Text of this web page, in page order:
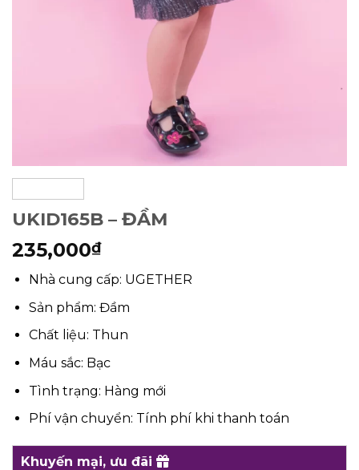
UKID165B – ĐẦM
235,000₫
Nhà cung cấp: UGETHER
Sản phẩm: Đầm
Chất liệu: Thun
Máu sắc: Bạc
Tình trạng: Hàng mới
Phí vận chuyển: Tính phí khi thanh toán
Khuyến mại, ưu đãi